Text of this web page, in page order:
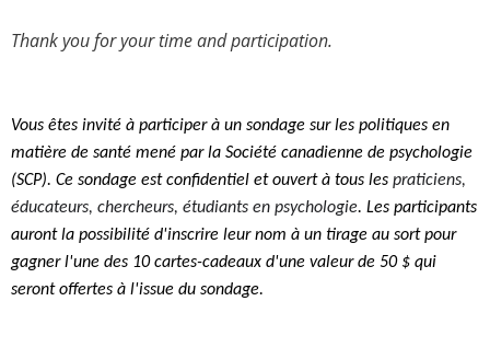
Thank you for your time and participation.
Vous êtes invité à participer à un sondage sur les politiques en
matière de santé mené par la Société canadienne de psychologie
(SCP). Ce sondage est confidentiel et ouvert à tous les praticiens,
éducateurs, chercheurs, étudiants en psychologie. Les participants
auront la possibilité d'inscrire leur nom à un tirage au sort pour
gagner l'une des 10 cartes-cadeaux d'une valeur de 50 $ qui
seront offertes à l'issue du sondage.